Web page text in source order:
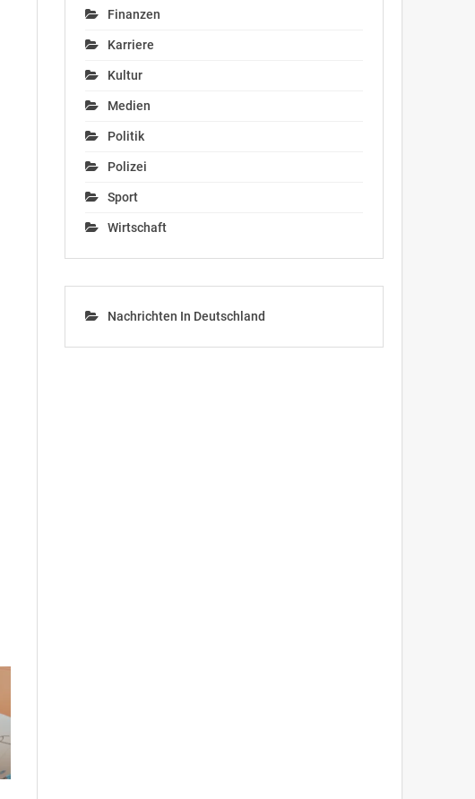
Finanzen
Karriere
Kultur
Medien
Politik
Polizei
Sport
Wirtschaft
Nachrichten In Deutschland